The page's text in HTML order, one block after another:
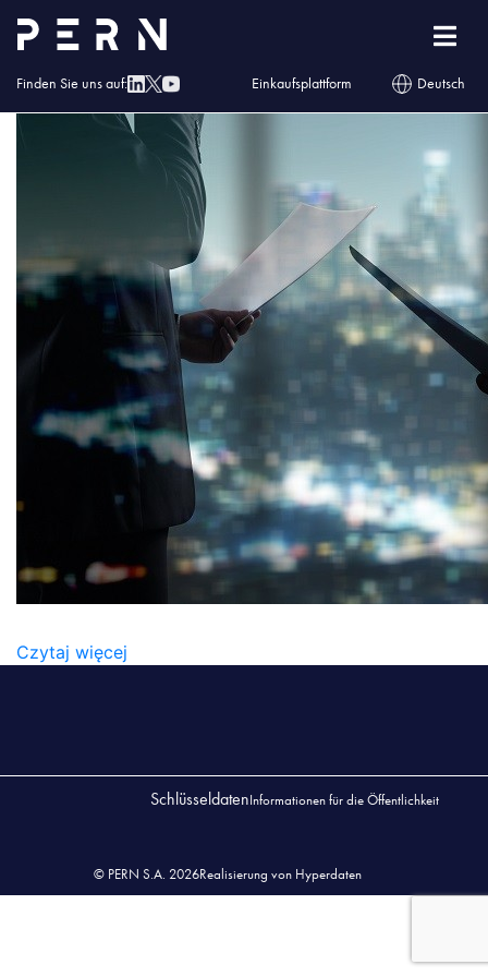
Finden Sie uns auf: Einkaufsplattform Deutsch
wladze-1
Czytaj więcej
SchlüsseldatenInformationen für die Öffentlichkeit
© PERN S.A. 2026Realisierung von Hyperdaten